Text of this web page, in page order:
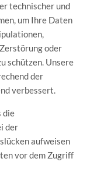
technischer und
um Ihre Daten
oder
schützen. Unsere
der
verbessert.
die
der
aufweisen
vor dem Zugriff